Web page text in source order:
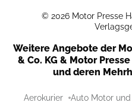
© 2026 Motor Presse
Weitere Angebote der
& Co. KG & Motor
und deren
Aerokurier Auto Motor